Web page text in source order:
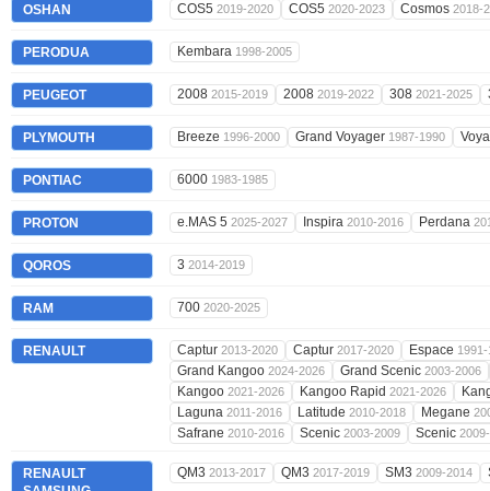
OSHAN COS5 2019-2020 COS5 2020-2023 Cosmos 2018-
PERODUA Kembara 1998-2005
PEUGEOT 2008 2015-2019 2008 2019-2022 308 2021-2025
PLYMOUTH Breeze 1996-2000 Grand Voyager 1987-1990
PONTIAC 6000 1983-1985
PROTON e.MAS 5 2025-2027 Inspira 2010-2016 Perdana
QOROS 3 2014-2019
RAM 700 2020-2025
RENAULT Captur 2013-2020 Captur 2017-2020 Espace
Grand Kangoo 2024-2026 Grand Scenic 2003-2006
Kangoo 2021-2026 Kangoo Rapid 2021-2026
Laguna 2011-2016 Latitude 2010-2018 Megane
Safrane 2010-2016 Scenic 2003-2009 Scenic
RENAULT
QM3 2013-2017 QM3 2017-2019 SM3 2009-2014